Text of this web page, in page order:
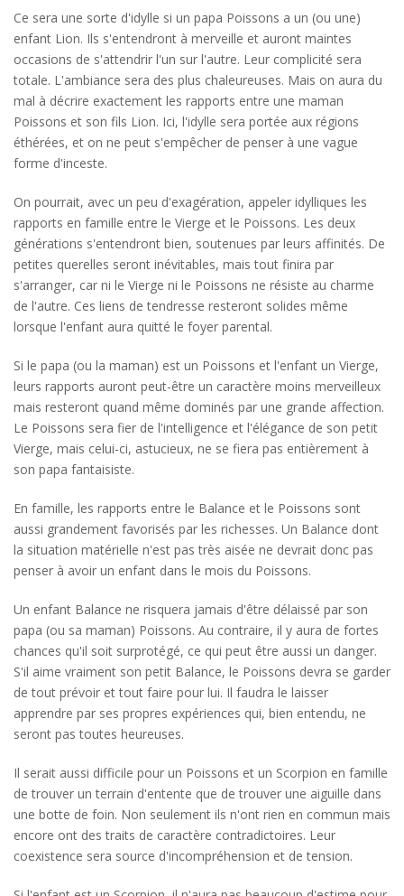
Ce sera une sorte d'idylle si un papa Poissons a un (ou une)
enfant Lion. Ils s'entendront à merveille et auront maintes
occasions de s'attendrir l'un sur l'autre. Leur complicité sera
totale. L'ambiance sera des plus chaleureuses. Mais on aura du
mal à décrire exactement les rapports entre une maman
Poissons et son fils Lion. Ici, l'idylle sera portée aux régions
éthérées, et on ne peut s'empêcher de penser à une vague
forme d'inceste.
On pourrait, avec un peu d'exagération, appeler idylliques les
rapports en famille entre le Vierge et le Poissons. Les deux
générations s'entendront bien, soutenues par leurs affinités. De
petites querelles seront inévitables, mais tout finira par
s'arranger, car ni le Vierge ni le Poissons ne résiste au charme
de l'autre. Ces liens de tendresse resteront solides même
lorsque l'enfant aura quitté le foyer parental.
Si le papa (ou la maman) est un Poissons et l'enfant un Vierge,
leurs rapports auront peut-être un caractère moins merveilleux
mais resteront quand même dominés par une grande affection.
Le Poissons sera fier de l'intelligence et l'élégance de son petit
Vierge, mais celui-ci, astucieux, ne se fiera pas entièrement à
son papa fantaisiste.
En famille, les rapports entre le Balance et le Poissons sont
aussi grandement favorisés par les richesses. Un Balance dont
la situation matérielle n'est pas très aisée ne devrait donc pas
penser à avoir un enfant dans le mois du Poissons.
Un enfant Balance ne risquera jamais d'être délaissé par son
papa (ou sa maman) Poissons. Au contraire, il y aura de fortes
chances qu'il soit surprotégé, ce qui peut être aussi un danger.
S'il aime vraiment son petit Balance, le Poissons devra se garder
de tout prévoir et tout faire pour lui. Il faudra le laisser
apprendre par ses propres expériences qui, bien entendu, ne
seront pas toutes heureuses.
Il serait aussi difficile pour un Poissons et un Scorpion en famille
de trouver un terrain d'entente que de trouver une aiguille dans
une botte de foin. Non seulement ils n'ont rien en commun mais
encore ont des traits de caractère contradictoires. Leur
coexistence sera source d'incompréhension et de tension.